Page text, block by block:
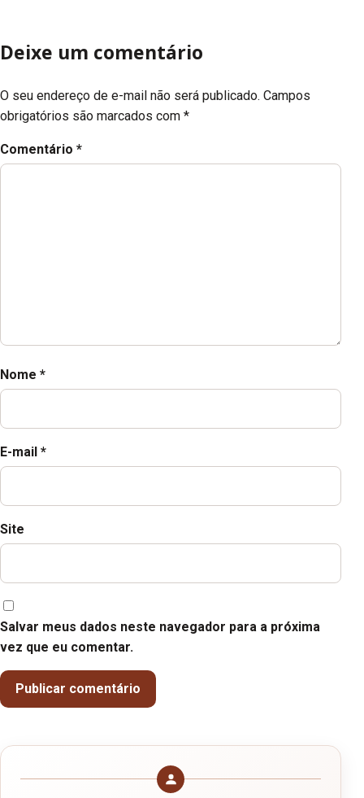
Deixe um comentário
O seu endereço de e-mail não será publicado. Campos
obrigatórios são marcados com *
Comentário *
Nome *
E-mail *
Site
Salvar meus dados neste navegador para a próxima
vez que eu comentar.